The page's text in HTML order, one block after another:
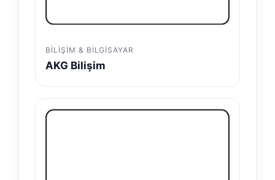
BILIŞIM & BILGISAYAR
AKG Bilişim